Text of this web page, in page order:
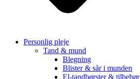
Personlig pleje
Tand & mund
Blegning
Blister & sår i munden
El-tandbørster & tilbehør